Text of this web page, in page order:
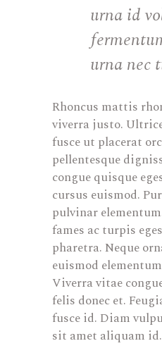
urna id
urna nec
Rhoncus mattis
viverra justo.
fusce ut placerat
pellentesque
congue quisque
cursus euismod.
pulvinar
fames ac turpis
pharetra. Neque
euismod
Viverra vitae
felis donec et.
fusce id. Diam
sit amet aliquam id.